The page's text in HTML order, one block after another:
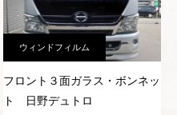
ウィンドフィルム
フロント３面ガラス・ボンネッ
ト 日野デュトロ